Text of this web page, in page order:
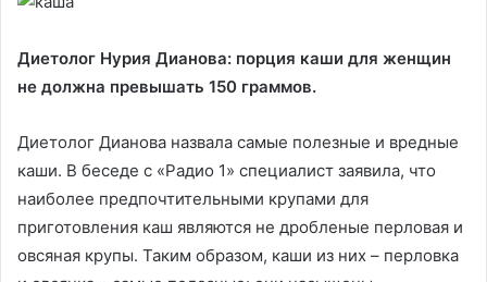
Диетолог Нурия Дианова: порция каши для женщин
не должна превышать 150 граммов.
Диетолог Дианова назвала самые полезные и вредные
каши. В беседе с «Радио 1» специалист заявила, что
наиболее предпочтительными крупами для
приготовления каш являются не дробленые перловая и
овсяная крупы. Таким образом, каши из них – перловка